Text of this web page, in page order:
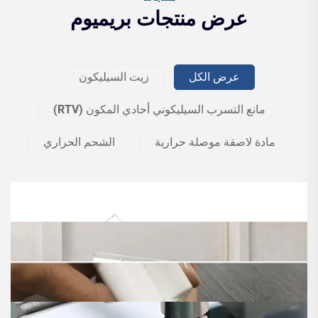
عرض منتجات بريميوم
عرض الكل زيت السيليكون
مانع التسرب السيليكوني أحادي المكون (RTV)
مادة لاصقة موصلة حرارية الشحم الحراري